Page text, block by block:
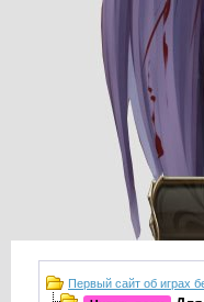
Первый сайт об играх